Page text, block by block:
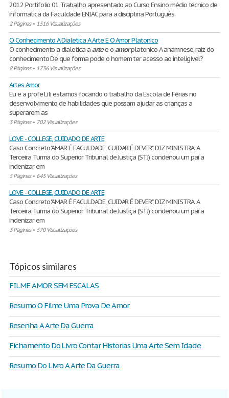
2012 Portifolio 01 Trabalho apresentado ao Curso Ensino médio técnico de
informatica da Faculdade ENIAC para a disciplina Português.
2 Páginas• 1516 Visualizações
O Conhecimento A Dialetica A Arte E O Amor Platonico
O conhecimento a dialetica aartee oamorplatonico A anamnese, raiz do
conhecimento De que forma pode o homem ter acesso ao inteligível?
8 Páginas• 1736 Visualizações
Artes Amor
Eu e a profe Lili estamos focando o trabalho da Escola de Férias no
desenvolvimento de habilidades que possam ajudar as crianças a
superarem as
3 Páginas• 702 Visualizações
LOVE - COLLEGE, CUIDADO DE ARTE
Caso Concreto "AMAR É FACULDADE, CUIDAR É DEVER", DIZ MINISTRA. A
Terceira Turma do Superior Tribunal de Justiça (STJ) condenou um pai a
indenizar em
5 Páginas• 645 Visualizações
LOVE - COLLEGE, CUIDADO DE ARTE
Caso Concreto "AMAR É FACULDADE, CUIDAR É DEVER", DIZ MINISTRA. A
Terceira Turma do Superior Tribunal de Justiça (STJ) condenou um pai a
indenizar em
3 Páginas• 570 Visualizações
Tópicos similares
FILME AMOR SEM ESCALAS
Resumo O Filme Uma Prova De Amor
Resenha A Arte Da Guerra
Fichamento Do Livro Contar Historias Uma Arte Sem Idade
Resumo Do Livro A Arte Da Guerra